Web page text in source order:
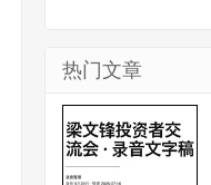
热门文章